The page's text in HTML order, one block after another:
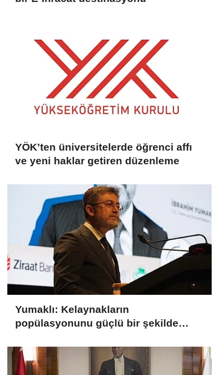
YÖK’ten üniversitelerde öğrenci affı
ve yeni haklar getiren düzenleme
Yumaklı: Kelaynakların
popülasyonunu güçlü bir şekilde